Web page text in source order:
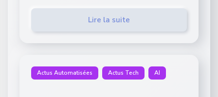
Lire la suite
Actus Automatisées Actus Tech AI